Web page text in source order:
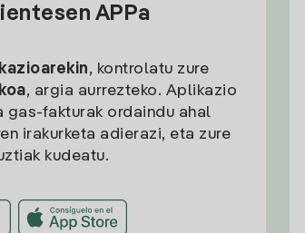
APPa
, kontrolatu zure
, argia aurrezteko. Aplikazio
gas-fakturak ordaindu ahal
irakurketa adierazi, eta zure
kudeatu.